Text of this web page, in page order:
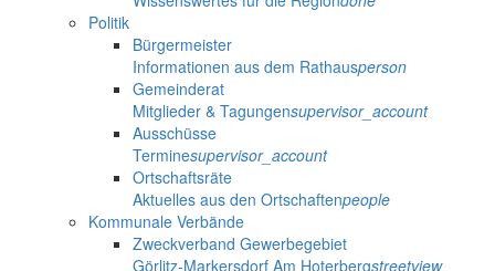
Politik
Bürgermeister
Informationen aus dem Rathausperson
Gemeinderat
Mitglieder & Tagungensupervisor_account
Ausschüsse
Terminesupervisor_account
Ortschaftsräte
Aktuelles aus den Ortschaftenpeople
Kommunale Verbände
Zweckverband Gewerbegebiet
Görlitz-Markersdorf Am Hoterbergstreetview